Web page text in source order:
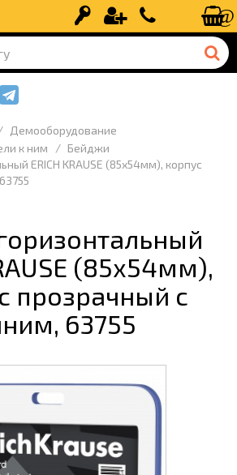
Вход Регистрация+7 (499) 110-
Демооборудование
к ним
Бейджи
ERICH KRAUSE (85х54мм), корпус
(85х54мм),
прозрачный с
63755